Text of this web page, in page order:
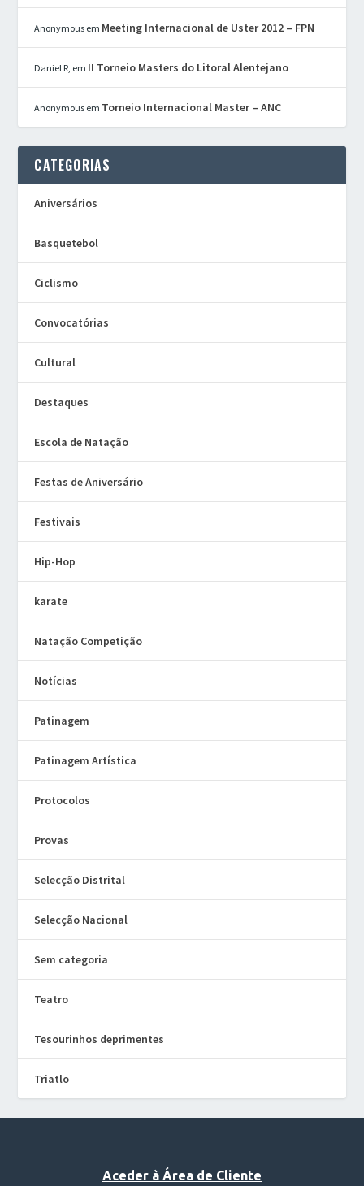
Anonymous em Meeting Internacional de Uster 2012 – FPN
Daniel R, em II Torneio Masters do Litoral Alentejano
Anonymous em Torneio Internacional Master – ANC
CATEGORIAS
Aniversários
Basquetebol
Ciclismo
Convocatórias
Cultural
Destaques
Escola de Natação
Festas de Aniversário
Festivais
Hip-Hop
karate
Natação Competição
Notícias
Patinagem
Patinagem Artística
Protocolos
Provas
Selecção Distrital
Selecção Nacional
Sem categoria
Teatro
Tesourinhos deprimentes
Triatlo
Aceder à Área de Cliente